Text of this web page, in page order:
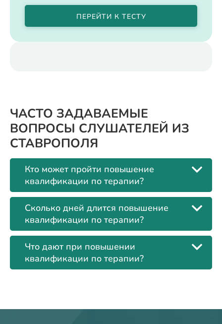
ПЕРЕЙТИ К ТЕСТУ
ЧАСТО ЗАДАВАЕМЫЕ
ВОПРОСЫ СЛУШАТЕЛЕЙ ИЗ
СТАВРОПОЛЯ
Кто может пройти повышение
квалификации по терапии?
Сколько дней длится повышение
квалификации по терапии?
Что дают при повышении
квалификации по терапии?